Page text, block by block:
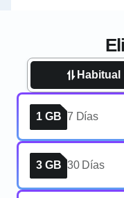
Habitual
1 GB 7 Días
3 GB 30 Días